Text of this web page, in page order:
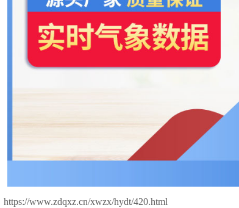
https://www.zdqxz.cn/xwzx/hydt/420.html